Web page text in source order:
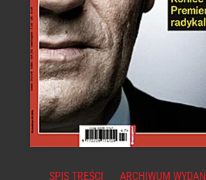
SPIS TREŚCI ARCHIWUM WYDAŃ